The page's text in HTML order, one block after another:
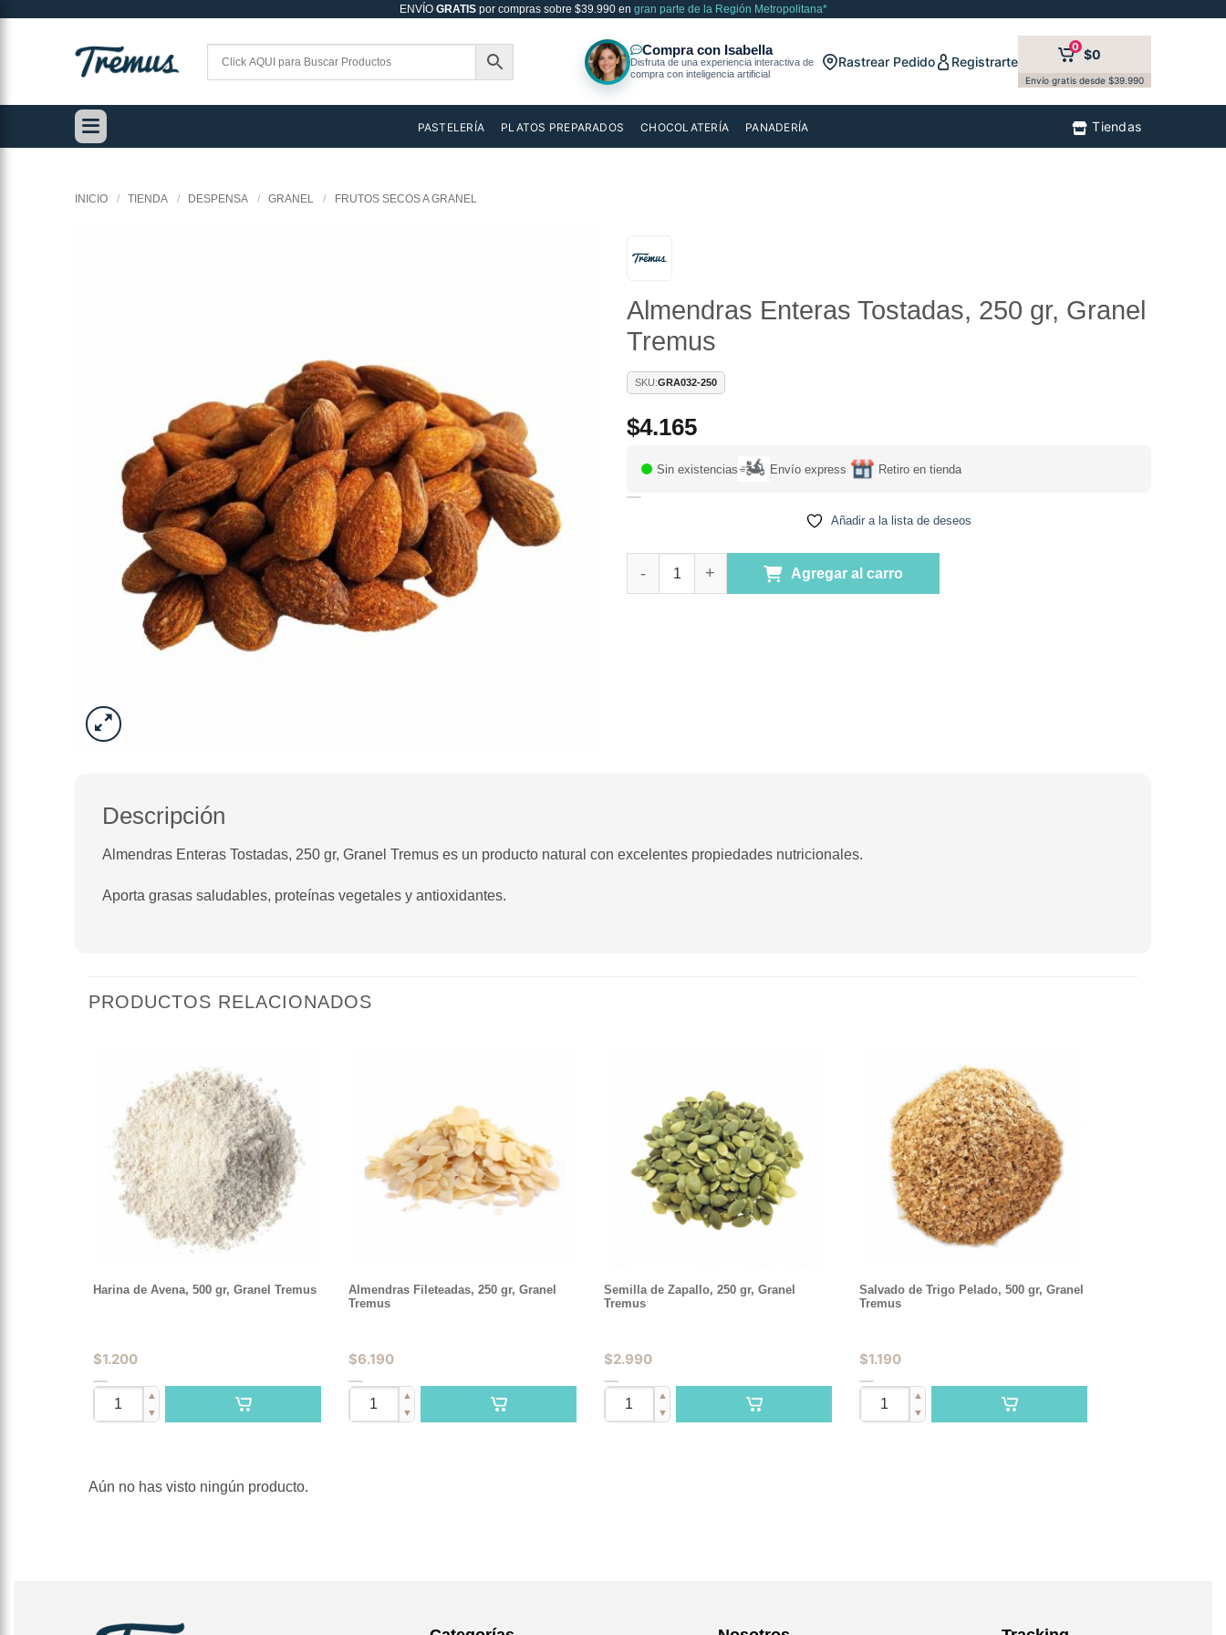
ENVÍO GRATISpor compras sobre $39.990 en gran parte de la Región Metropolitana*
Rastrear Pedido Registrarte
0 $0
Envío gratis desde $39.990
PASTELERÍA PLATOS PREPARADOS CHOCOLATERÍA PANADERÍA Tiendas
INICIO / TIENDA / DESPENSA / GRANEL / FRUTOS SECOS A GRANEL
Almendras Enteras Tostadas, 250 gr, Granel
Tremus
SKU:GRA032-250
$4.165
Sin existencias Envío express Retiro en tienda
Añadir a la lista de deseos
Agregar al carro
Descripción
Almendras Enteras Tostadas, 250 gr, Granel Tremus es un producto natural con excelentes propiedades nutricionales.
Aporta grasas saludables, proteínas vegetales y antioxidantes.
PRODUCTOS RELACIONADOS
Harina de Avena, 500 gr, Granel Tremus
$1.200
▲
▼
Almendras Fileteadas, 250 gr, Granel
Tremus
$6.190
▲
▼
Semilla de Zapallo, 250 gr, Granel
Tremus
$2.990
▲
▼
Salvado de Trigo Pelado, 500 gr, Granel
Tremus
$1.190
▲
▼
Aún no has visto ningún producto.